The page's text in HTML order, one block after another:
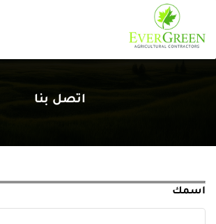
اتصل بنا
اسمك